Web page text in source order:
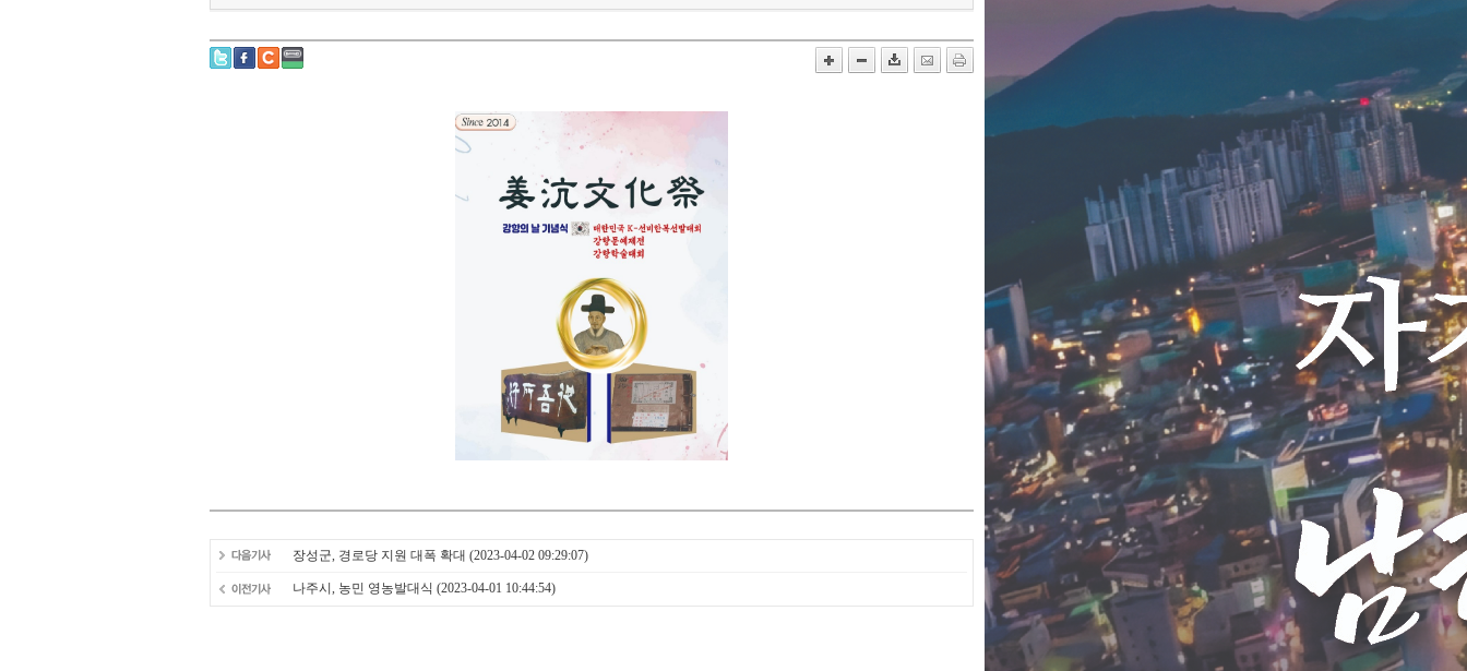
장성군, 경로당 지원 대폭 확대 (2023-04-02 09:29:07)
나주시, 농민 영농발대식 (2023-04-01 10:44:54)